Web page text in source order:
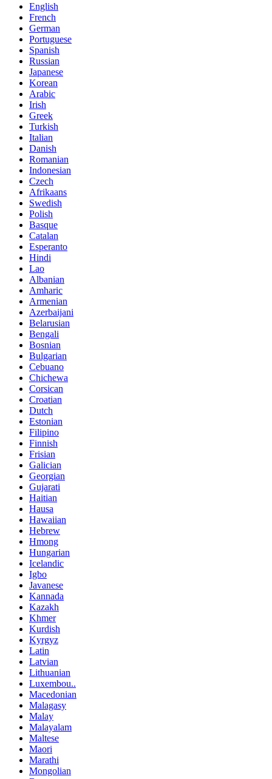
English
French
German
Portuguese
Spanish
Russian
Japanese
Korean
Arabic
Irish
Greek
Turkish
Italian
Danish
Romanian
Indonesian
Czech
Afrikaans
Swedish
Polish
Basque
Catalan
Esperanto
Hindi
Lao
Albanian
Amharic
Armenian
Azerbaijani
Belarusian
Bengali
Bosnian
Bulgarian
Cebuano
Chichewa
Corsican
Croatian
Dutch
Estonian
Filipino
Finnish
Frisian
Galician
Georgian
Gujarati
Haitian
Hausa
Hawaiian
Hebrew
Hmong
Hungarian
Icelandic
Igbo
Javanese
Kannada
Kazakh
Khmer
Kurdish
Kyrgyz
Latin
Latvian
Lithuanian
Luxembou..
Macedonian
Malagasy
Malay
Malayalam
Maltese
Maori
Marathi
Mongolian